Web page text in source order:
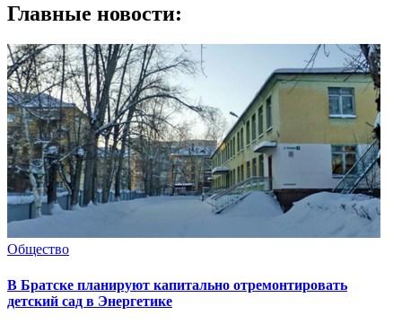
Главные новости:
Общество
В Братске планируют капитально отремонтировать
детский сад в Энергетике